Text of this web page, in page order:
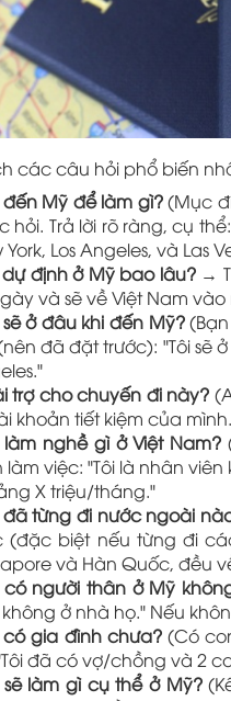
các câu hỏi phổ biến
đến Mỹ để làm gì?(Mục
hỏi. Trả lời rõ ràng, cụ
York, Los Angeles, và Las
dự định ở Mỹ bao lâu?→
và sẽ về Việt Nam vào
sẽ ở đâu khi đến Mỹ?
đã đặt trước): "Tôi sẽ
trợ cho chuyến đi này?
khoản tiết kiệm của
làm nghề gì ở Việt Nam?
làm việc: "Tôi là nhân
X triệu/tháng."
đã từng đi nước ngoài
(đặc biệt nếu từng đi
và Hàn Quốc, đều
có người thân ở Mỹ
ở nhà họ." Nếu
có gia đình chưa?(Có
đã có vợ/chồng và 2
sẽ làm gì cụ thể ở Mỹ?